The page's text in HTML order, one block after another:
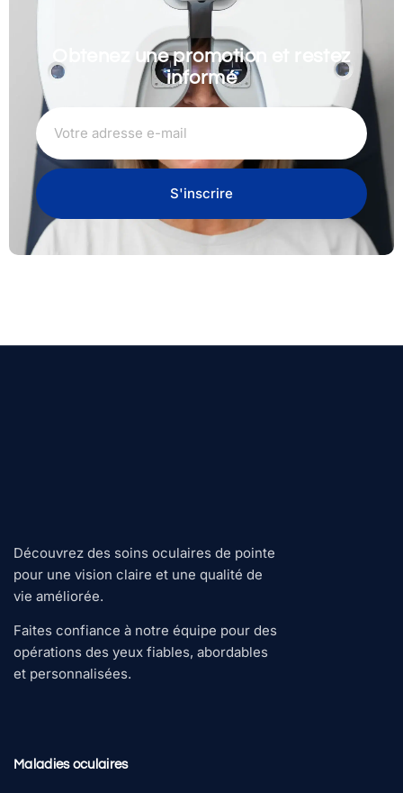
Obtenez une promotion et restez
informé
S'inscrire
Découvrez des soins oculaires de pointe
pour une vision claire et une qualité de
vie améliorée.
Faites confiance à notre équipe pour des
opérations des yeux fiables, abordables
et personnalisées.
Maladies oculaires